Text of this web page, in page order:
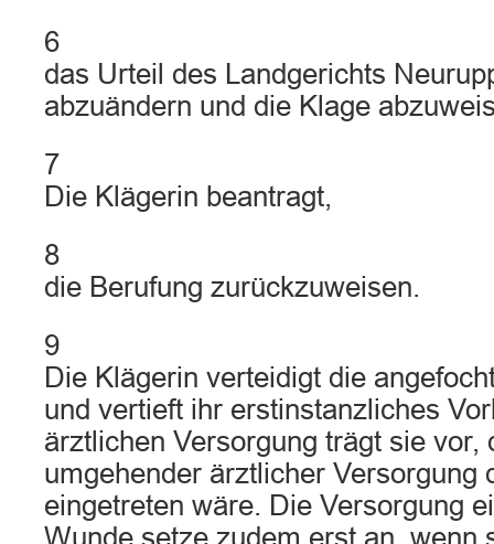
6
das Urteil des Landgerichts
abzuändern und die Klage
7
Die Klägerin beantragt,
8
die Berufung zurückzuweisen.
9
Die Klägerin verteidigt die
und vertieft ihr erstinstanzliches
ärztlichen Versorgung trägt sie vor,
umgehender ärztlicher Versorgung
eingetreten wäre. Die Versorgung
Wunde setze zudem erst an, wenn